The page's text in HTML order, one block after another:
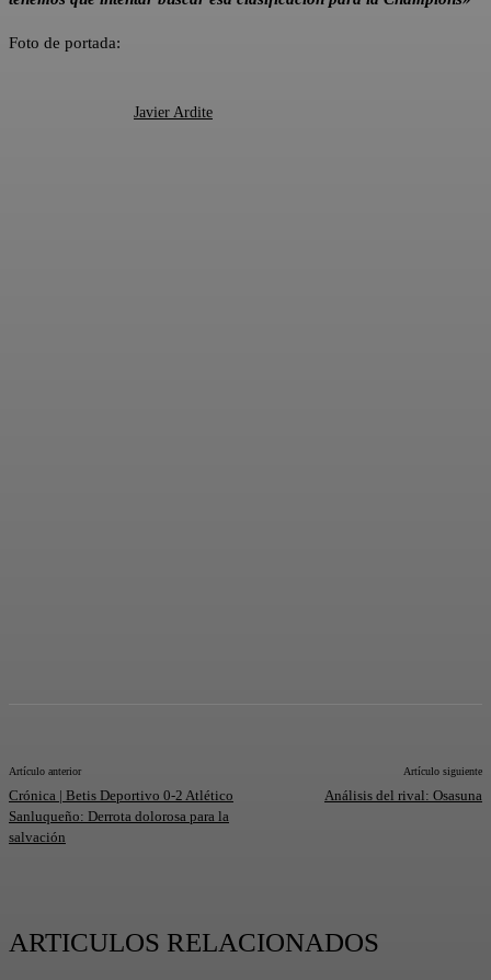
Foto de portada:
Javier Ardite
Artículo anterior
Crónica | Betis Deportivo 0-2 Atlético
Sanluqueño: Derrota dolorosa para la
salvación
Artículo siguiente
Análisis del rival: Osasuna
ARTICULOS RELACIONADOS